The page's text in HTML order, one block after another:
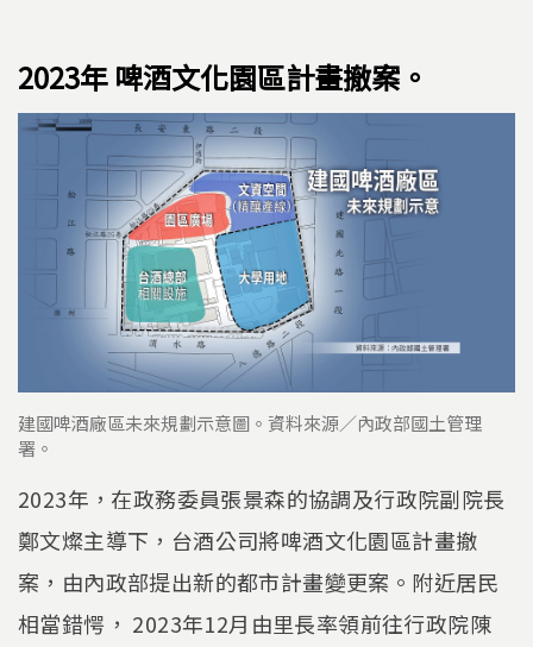
2023年 啤酒文化園區計畫撤案。
建國啤酒廠區未來規劃示意圖。資料來源／內政部國土管理
署。
2023年，在政務委員張景森的協調及行政院副院長
鄭文燦主導下，台酒公司將啤酒文化園區計畫撤
案，由內政部提出新的都市計畫變更案。附近居民
相當錯愕， 2023年12月由里長率領前往行政院陳